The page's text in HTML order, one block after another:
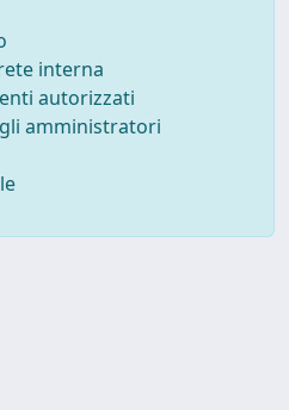
interna
autorizzati
amministratori